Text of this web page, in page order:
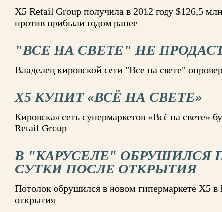
X5 Retail Group получила в 2012 году $126,5
против прибыли годом ранее
"ВСЕ НА СВЕТЕ" НЕ
Владелец кировской сети "Все на свете"
X5 КУПИТ «ВСЁ НА СВЕТЕ»
Кировская сеть супермаркетов «Всё на свете»
Retail Group
В "КАРУСЕЛЕ" ОБРУШИЛСЯ
СУТКИ ПОСЛЕ ОТКРЫТИЯ
Потолок обрушился в новом гипермаркете X5 в
открытия